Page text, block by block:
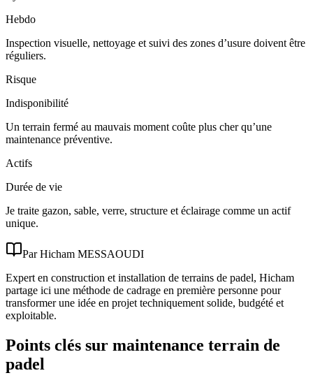
Hebdo
Inspection visuelle, nettoyage et suivi des zones d’usure doivent être
réguliers.
Risque
Indisponibilité
Un terrain fermé au mauvais moment coûte plus cher qu’une
maintenance préventive.
Actifs
Durée de vie
Je traite gazon, sable, verre, structure et éclairage comme un actif
unique.
Par Hicham MESSAOUDI
Expert en construction et installation de terrains de padel, Hicham
partage ici une méthode de cadrage en première personne pour
transformer une idée en projet techniquement solide, budgété et
exploitable.
Points clés sur maintenance terrain de
padel